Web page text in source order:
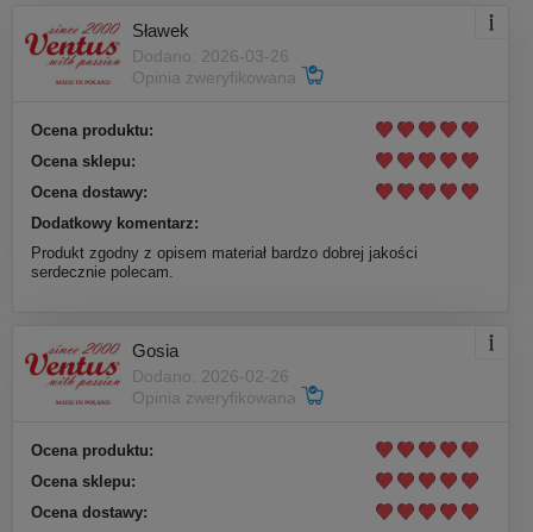
Sławek
Dodano: 2026-03-26
Opinia zweryfikowana
Ocena produktu:
Ocena sklepu:
Ocena dostawy:
Dodatkowy komentarz:
Produkt zgodny z opisem materiał bardzo dobrej jakości
serdecznie polecam.
Gosia
Dodano: 2026-02-26
Opinia zweryfikowana
Ocena produktu:
Ocena sklepu:
Ocena dostawy: